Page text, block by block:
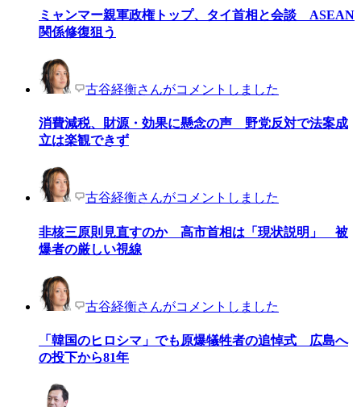
ミャンマー親軍政権トップ、タイ首相と会談 ASEAN
関係修復狙う
古谷経衡さんがコメントしました
消費減税、財源・効果に懸念の声 野党反対で法案成
立は楽観できず
古谷経衡さんがコメントしました
非核三原則見直すのか 高市首相は「現状説明」 被
爆者の厳しい視線
古谷経衡さんがコメントしました
「韓国のヒロシマ」でも原爆犠牲者の追悼式 広島へ
の投下から81年